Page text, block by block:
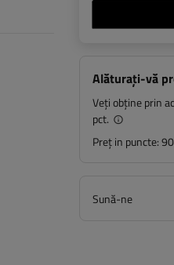
Alăturați-vă
Veți obține prin
pct.
Preț in puncte:
Sună-ne